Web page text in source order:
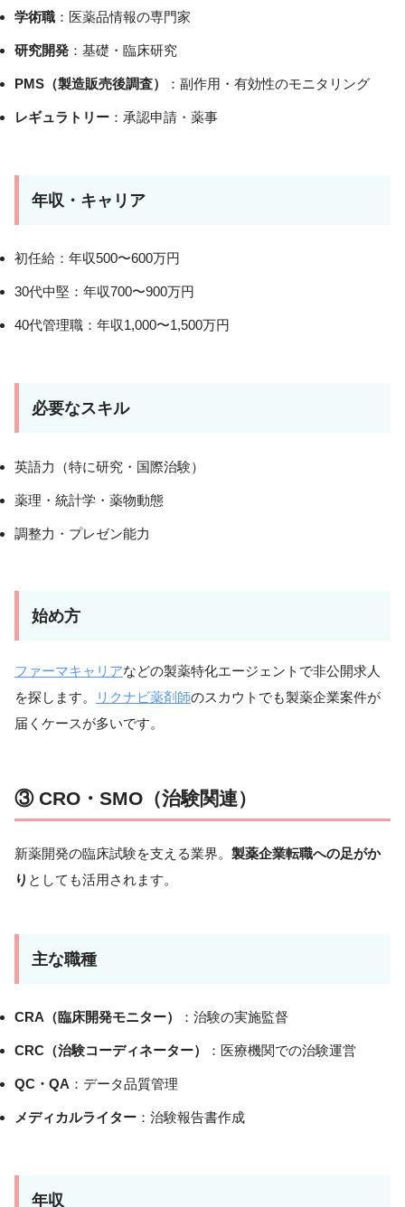
学術職 ：医薬品情報の専門家
研究開発 ：基礎・臨床研究
PMS（製造販売後調査） ：副作用・有効性のモニタリング
レギュラトリー ：承認申請・薬事
年収・キャリア
初任給：年収500〜600万円
30代中堅：年収700〜900万円
40代管理職：年収1,000〜1,500万円
必要なスキル
英語力（特に研究・国際治験）
薬理・統計学・薬物動態
調整力・プレゼン能力
始め方
ファーマキャリアなどの製薬特化エージェントで非公開求人
を探します。
リクナビ薬剤師のスカウトでも製薬企業案件が
届くケースが多いです。
③ CRO・SMO（治験関連）
新薬開発の臨床試験を支える業界。 製薬企業転職への足がか
り としても活用されます。
主な職種
CRA（臨床開発モニター） ：治験の実施監督
CRC（治験コーディネーター） ：医療機関での治験運営
QC・QA ：データ品質管理
メディカルライター ：治験報告書作成
年収